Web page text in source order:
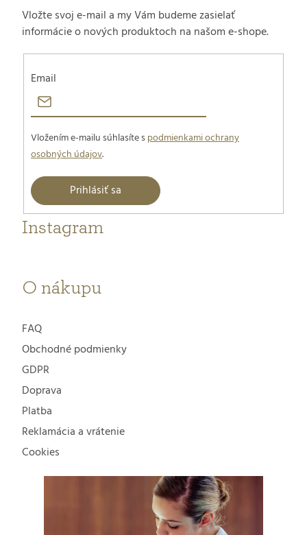
Vložte svoj e-mail a my Vám budeme zasielať
informácie o nových produktoch na našom e-shope.
Email
Vložením e-mailu súhlasíte spodmienkami ochrany
osobných údajov.
Prihlásiť sa
Instagram
O nákupu
FAQ
Obchodné podmienky
GDPR
Doprava
Platba
Reklamácia a vrátenie
Cookies